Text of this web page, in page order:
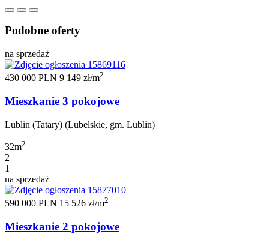
Podobne oferty
na sprzedaż
430 000 PLN 9 149 zł/m2
Mieszkanie 3 pokojowe
Lublin (Tatary) (Lubelskie, gm. Lublin)
32m2
2
1
na sprzedaż
590 000 PLN 15 526 zł/m2
Mieszkanie 2 pokojowe